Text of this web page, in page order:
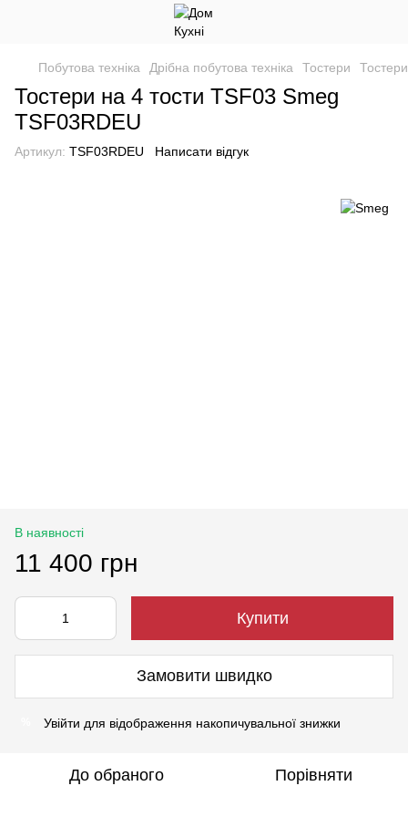
Побутова техніка Дрібна побутова техніка Тостери
Тостери на 4 тости TSF03 Smeg
TSF03RDEU
Артикул: TSF03RDEU Написати відгук
В наявності
11 400 грн
Купити
Замовити швидко
Увійти для відображення накопичувальної знижки
До обраного Порівняти